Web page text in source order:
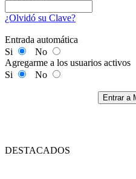
¿Olvidó su Clave?
Entrada automática
Si
No
Agregarme a los usuarios activos
Si
No
Entrar a
DESTACADOS